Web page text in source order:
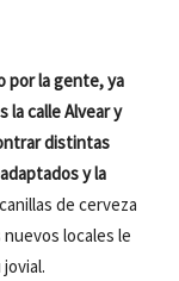
por la gente, ya
la calle Alvear y
distintas
y la
de cerveza
locales le